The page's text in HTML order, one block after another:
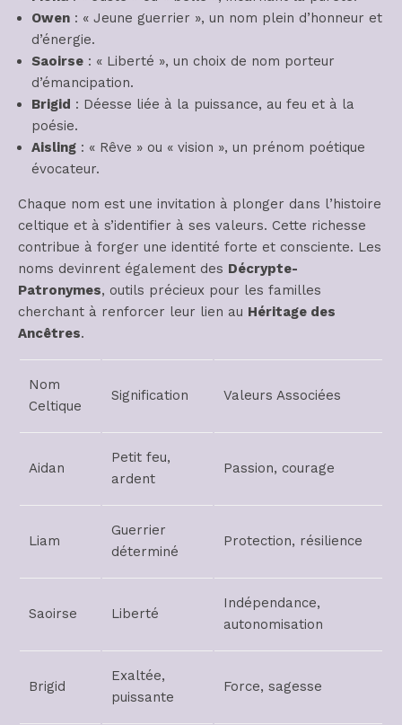
Owen : « Jeune guerrier », un nom plein d’honneur et
d’énergie.
Saoirse : « Liberté », un choix de nom porteur
d’émancipation.
Brigid : Déesse liée à la puissance, au feu et à la
poésie.
Aisling : « Rêve » ou « vision », un prénom poétique
évocateur.
Chaque nom est une invitation à plonger dans l’histoire
celtique et à s’identifier à ses valeurs. Cette richesse
contribue à forger une identité forte et consciente. Les
noms devinrent également des Décrypte-
Patronymes, outils précieux pour les familles
cherchant à renforcer leur lien au Héritage des
Ancêtres.
Nom
Celtique
Signification Valeurs Associées
Aidan
Petit feu,
ardent
Passion, courage
Liam
Guerrier
déterminé
Protection, résilience
Saoirse Liberté
Indépendance,
autonomisation
Brigid
Exaltée,
puissante
Force, sagesse